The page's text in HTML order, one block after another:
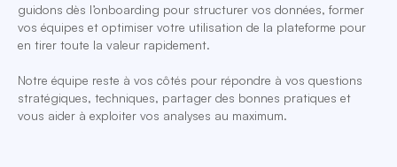
guidons dès l’onboarding pour structurer vos données, former
vos équipes et optimiser votre utilisation de la plateforme pour
en tirer toute la valeur rapidement.
Notre équipe reste à vos côtés pour répondre à vos questions
stratégiques, techniques, partager des bonnes pratiques et
vous aider à exploiter vos analyses au maximum.